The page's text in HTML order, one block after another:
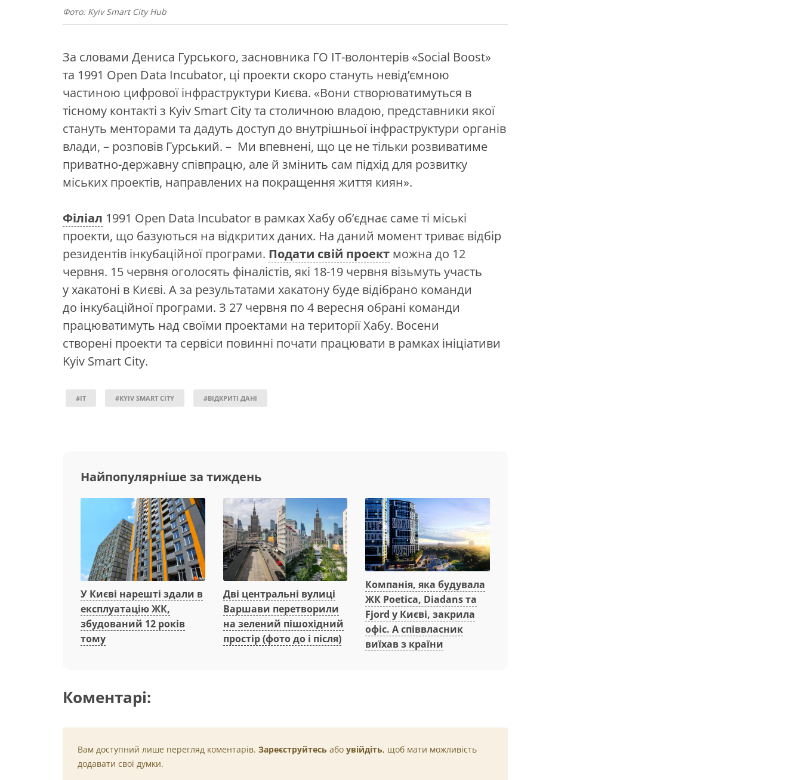
Фото: Kyiv Smart City Hub
За словами Дениса Гурського, засновника ГО IT-волонтерів «Social Boost»
та 1991 Open Data Incubator, ці проекти скоро стануть невід’ємною
частиною цифрової інфраструктури Києва. «Вони створюватимуться в
тісному контакті з Kyiv Smart City та столичною владою, представники якої
стануть менторами та дадуть доступ до внутрішньої інфраструктури органів
влади, – розповів Гурський. – Ми впевнені, що це не тільки розвиватиме
приватно-державну співпрацю, але й змінить сам підхід для розвитку
міських проектів, направлених на покращення життя киян».
Філіал 1991 Open Data Incubator в рамках Хабу об’єднає саме ті міські
проекти, що базуються на відкритих даних. На даний момент триває відбір
резидентів інкубаційної програми. Подати свій проект можна до 12
червня. 15 червня оголосять фіналістів, які 18-19 червня візьмуть участь
у хакатоні в Києві. А за результатами хакатону буде відібрано команди
до інкубаційної програми. З 27 червня по 4 вересня обрані команди
працюватимуть над своїми проектами на території Хабу. Восени
створені проекти та сервіси повинні почати працювати в рамках ініціативи
Kyiv Smart City.
#IT #KYIV SMART CITY #ВІДКРИТІ ДАНІ
Найпопулярніше за тиждень
У Києві нарешті здали в
експлуатацію ЖК,
збудований 12 років
тому
Дві центральні вулиці
Варшави перетворили
на зелений пішохідний
простір (фото до і після)
Компанія, яка будувала
ЖК Poetica, Diadans та
Fjord у Києві, закрила
офіс. А співвласник
виїхав з країни
Коментарі:
Вам доступний лише перегляд коментарів. Зареєструйтесь або увійдіть, щоб мати можливість
додавати свої думки.